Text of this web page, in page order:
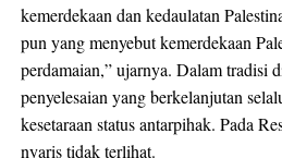
kemerdekaan dan kedaulatan
pun yang menyebut kemerdekaan
perdamaian,” ujarnya. Dalam tradisi
penyelesaian yang berkelanjutan
kesetaraan status antarpihak. Pada
nyaris tidak terlihat.